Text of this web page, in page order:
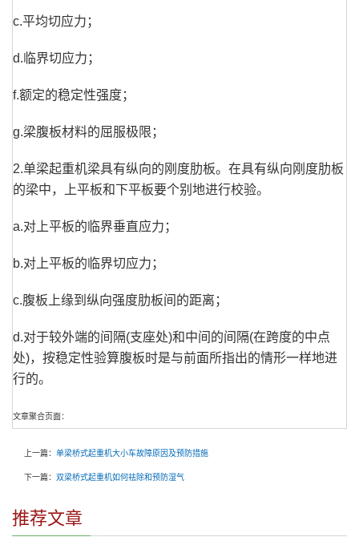
c.平均切应力；
d.临界切应力；
f.额定的稳定性强度；
g.梁腹板材料的屈服极限；
2.单梁起重机梁具有纵向的刚度肋板。在具有纵向刚度肋板
的梁中，上平板和下平板要个别地进行校验。
a.对上平板的临界垂直应力；
b.对上平板的临界切应力；
c.腹板上缘到纵向强度肋板间的距离；
d.对于较外端的间隔(支座处)和中间的间隔(在跨度的中点
处)，按稳定性验算腹板时是与前面所指出的情形一样地进
行的。
文章聚合页面：
上一篇： 单梁桥式起重机大小车故障原因及预防措施
下一篇： 双梁桥式起重机如何祛除和预防湿气
推荐文章